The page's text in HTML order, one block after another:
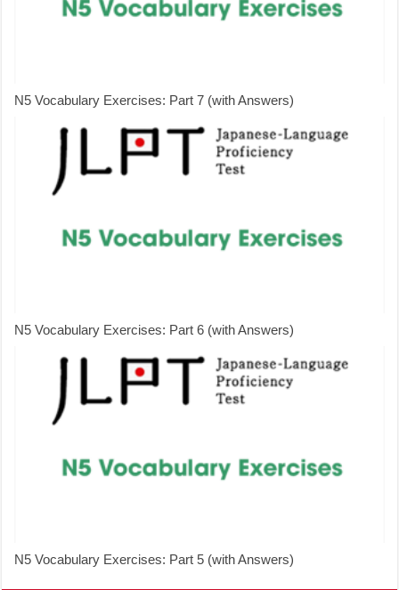
N5 Vocabulary Exercises: Part 7 (with Answers)
N5 Vocabulary Exercises: Part 6 (with Answers)
N5 Vocabulary Exercises: Part 5 (with Answers)